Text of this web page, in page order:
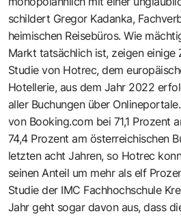
schildert Gregor Kadanka,
heimischen Reisebüros. Wie
Markt tatsächlich ist, zeigen einige
Studie von Hotrec, dem
Hotellerie, aus dem Jahr 2022
aller Buchungen über
von Booking.com bei 71,1 Prozent
74,4 Prozent am österreichischen
letzten acht Jahren, so Hotrec
seinen Anteil um mehr als elf
Studie der IMC Fachhochschule
Jahr geht sogar davon aus, dass